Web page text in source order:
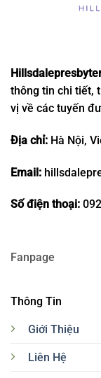
thông tin chi tiết,
vị về các tuyến
Địa chỉ: Hà Nội,
Email:
Số điện thoại:
Thông Tin
Giới Thiệu
Liên Hệ
Fanpage